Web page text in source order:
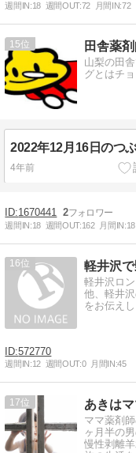
週間IN:18 週間OUT:72 月間IN:72
15 田舎薬
山梨の田
グとはチ
2022年12月16日のつ
4年前
1670441 2
週間IN:18 週間OUT:162 月間IN:18
16 軽井沢
軽井沢ロ
他、軽井
をお伝えし
572770
週間IN:12 週間OUT:0 月間IN:45
17 あきは
ママ薬剤
ヶ月半の
慢性剥離